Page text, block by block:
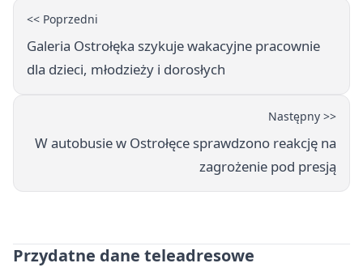
<< Poprzedni
Galeria Ostrołęka szykuje wakacyjne pracownie
dla dzieci, młodzieży i dorosłych
Następny >>
W autobusie w Ostrołęce sprawdzono reakcję na
zagrożenie pod presją
Przydatne dane teleadresowe